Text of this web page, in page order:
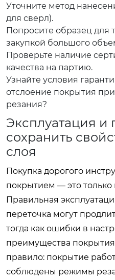
Уточните метод
для сверл).
Попросите образец для
закупкой большого
Проверьте наличие
качества на партию.
Узнайте условия
отслоение покрытия
резания?
Эксплуатация и
сохранить
слоя
Покупка дорогого
покрытием — это только
Правильная
переточка могут
тогда как ошибки в
преимущества
правило: покрытие
соблюдены режимы